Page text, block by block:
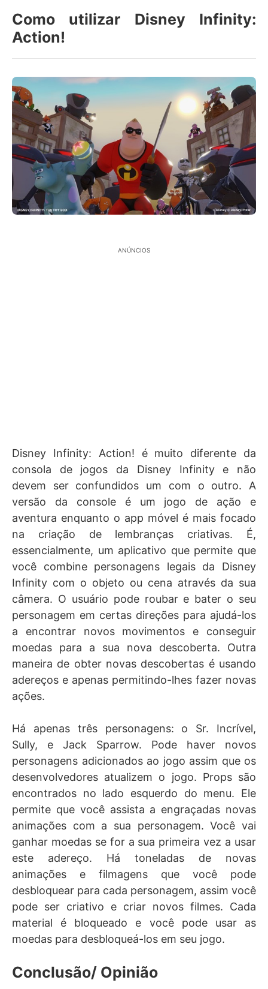
Como utilizar Disney Infinity:
Action!
ANÚNCIOS
Disney Infinity: Action! é muito diferente da
consola de jogos da Disney Infinity e não
devem ser confundidos um com o outro. A
versão da console é um jogo de ação e
aventura enquanto o app móvel é mais focado
na criação de lembranças criativas. É,
essencialmente, um aplicativo que permite que
você combine personagens legais da Disney
Infinity com o objeto ou cena através da sua
câmera. O usuário pode roubar e bater o seu
personagem em certas direções para ajudá-los
a encontrar novos movimentos e conseguir
moedas para a sua nova descoberta. Outra
maneira de obter novas descobertas é usando
adereços e apenas permitindo-lhes fazer novas
ações.
Há apenas três personagens: o Sr. Incrível,
Sully, e Jack Sparrow. Pode haver novos
personagens adicionados ao jogo assim que os
desenvolvedores atualizem o jogo. Props são
encontrados no lado esquerdo do menu. Ele
permite que você assista a engraçadas novas
animações com a sua personagem. Você vai
ganhar moedas se for a sua primeira vez a usar
este adereço. Há toneladas de novas
animações e filmagens que você pode
desbloquear para cada personagem, assim você
pode ser criativo e criar novos filmes. Cada
material é bloqueado e você pode usar as
moedas para desbloqueá-los em seu jogo.
Conclusão/ Opinião